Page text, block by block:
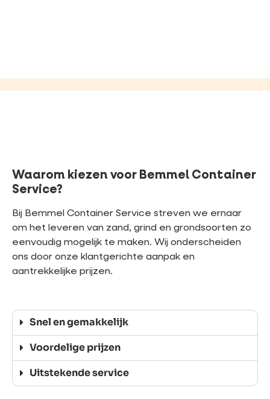
Waarom kiezen voor Bemmel Container
Service?
Bij Bemmel Container Service streven we ernaar
om het leveren van zand, grind en grondsoorten zo
eenvoudig mogelijk te maken. Wij onderscheiden
ons door onze klantgerichte aanpak en
aantrekkelijke prijzen.
Snel en gemakkelijk
Voordelige prijzen
Uitstekende service